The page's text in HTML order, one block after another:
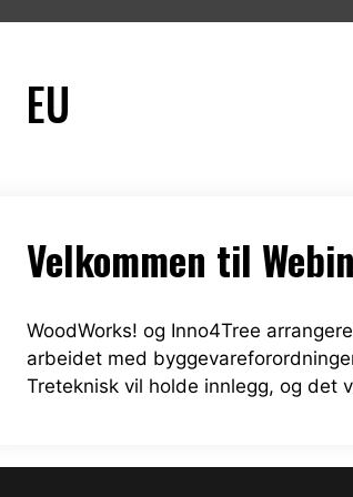
EU
Velkommen til
WoodWorks! og Inno4Tree
arbeidet med
Treteknisk vil holde innlegg, og det